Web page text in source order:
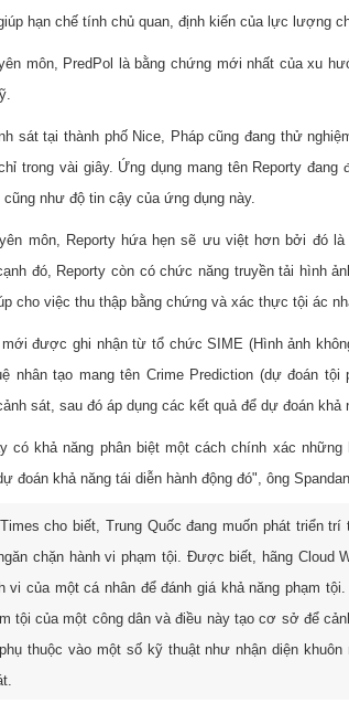
hạn chế tính chủ quan, định kiến của lực lượng
môn, PredPol là bằng chứng mới nhất của xu
sát tại thành phố Nice, Pháp cũng đang thử
trong vài giây. Ứng dụng mang tên Reporty
như độ tin cậy của ứng dụng này.
môn, Reporty hứa hẹn sẽ ưu việt hơn bởi đó
đó, Reporty còn có chức năng truyền tải hình
cho việc thu thập bằng chứng và xác thực tội ác
được ghi nhận từ tổ chức SIME (Hình ảnh
nhân tạo mang tên Crime Prediction (dự đoán
sát, sau đó áp dụng các kết quả để dự đoán khả
có khả năng phân biệt một cách chính xác
đoán khả năng tái diễn hành động đó", ông
cho biết, Trung Quốc đang muốn phát triển
chặn hành vi phạm tội. Được biết, hãng Cloud
vi của một cá nhân để đánh giá khả năng phạm
tội của một công dân và điều này tạo cơ sở để
thuộc vào một số kỹ thuật như nhận diện